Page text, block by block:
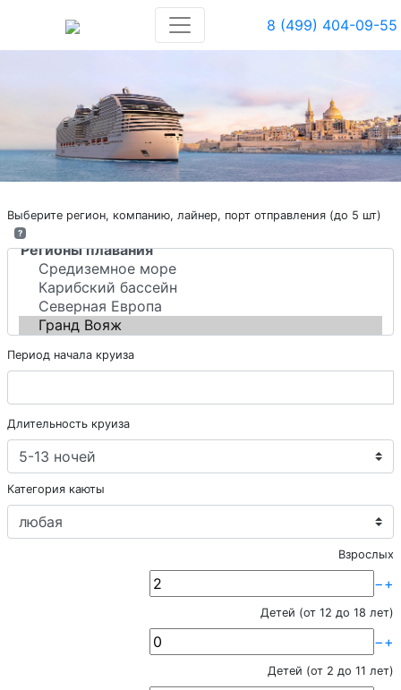
8 (499) 404-09-55
Выберите регион, компанию, лайнер, порт отправления (до 5 шт)
?
Период начала круиза
Длительность круиза
Категория каюты
Взрослых
−+
Детей (от 12 до 18 лет)
−+
Детей (от 2 до 11 лет)